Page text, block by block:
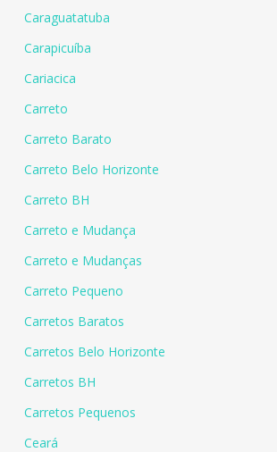
Caraguatatuba
Carapicuíba
Cariacica
Carreto
Carreto Barato
Carreto Belo Horizonte
Carreto BH
Carreto e Mudança
Carreto e Mudanças
Carreto Pequeno
Carretos Baratos
Carretos Belo Horizonte
Carretos BH
Carretos Pequenos
Ceará